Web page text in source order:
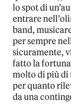
lo spot di
entrare
band,
per sempre
sicuramente,
fatto la
molto di più di
per quanto
da una